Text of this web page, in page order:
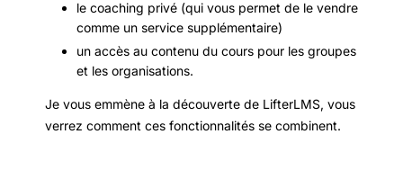
le coaching privé (qui vous permet de le vendre
comme un service supplémentaire)
un accès au contenu du cours pour les groupes
et les organisations.
Je vous emmène à la découverte de LifterLMS, vous
verrez comment ces fonctionnalités se combinent.